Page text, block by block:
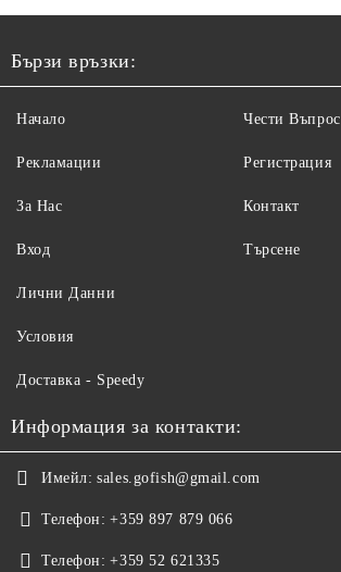
Бързи връзки:
Начало
Рекламации
За Нас
Вход
Чести
Регистрация
Контакт
Търсене
Лични Данни
Условия
Доставка - Speedy
Информация за контакти:
Имейл: sales.gofish@gmail.com
Телефон: +359 897 879 066
Телефон: +359 52 621335